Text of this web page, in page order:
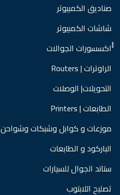
صناديق الكمبيوتر
شاشات الكمبيوتر
ْْْاكسسورات الجوالات
الراوترات | Routers
التحويلات| الوصلات
الطابعات | Printers
موزعات و كوابل وشبكات وشواحن
الباركود و الطابعات
ستاند الجوال للسيارات
تصليح اللابتوب